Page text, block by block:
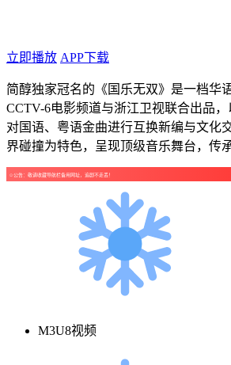
立即播放 APP下载
简醇独家冠名的《国乐无双》是一档华
CCTV-6电影频道与浙江卫视联合出品，
对国语、粤语金曲进行互换新编与文化
界碰撞为特色，呈现顶级音乐舞台，传
☺公告：敬请收藏导航栏备用网址，追剧不走丢！
M3U8视频